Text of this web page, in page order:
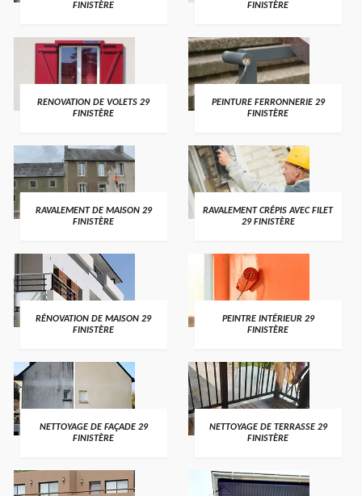
FINISTÈRE
FINISTÈRE
RENOVATION DE VOLETS 29
FINISTÈRE
PEINTURE FERRONNERIE 29
FINISTÈRE
RAVALEMENT DE MAISON 29
FINISTÈRE
RAVALEMENT CRÉPIS AVEC FILET
29 FINISTÈRE
RÉNOVATION DE MAISON 29
FINISTÈRE
PEINTRE INTÉRIEUR 29
FINISTÈRE
NETTOYAGE DE FAÇADE 29
FINISTÈRE
NETTOYAGE DE TERRASSE 29
FINISTÈRE